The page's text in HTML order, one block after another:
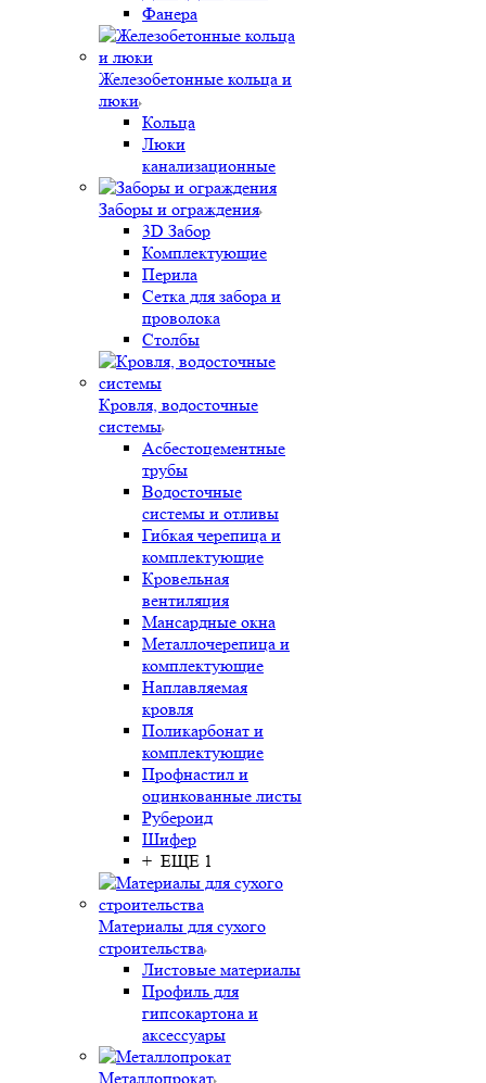
Фанера
Железобетонные кольца и
люки
Кольца
Люки
канализационные
Заборы и ограждения
3D Забор
Комплектующие
Перила
Сетка для забора и
проволока
Столбы
Кровля, водосточные
системы
Асбестоцементные
трубы
Водосточные
системы и отливы
Гибкая черепица и
комплектующие
Кровельная
вентиляция
Мансардные окна
Металлочерепица и
комплектующие
Наплавляемая
кровля
Поликарбонат и
комплектующие
Профнастил и
оцинкованные листы
Рубероид
Шифер
+ ЕЩЕ 1
Материалы для сухого
строительства
Листовые материалы
Профиль для
гипсокартона и
аксессуары
Металлопрокат